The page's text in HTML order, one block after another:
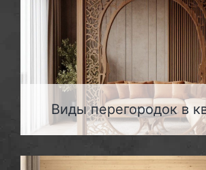
Виды перегородок в